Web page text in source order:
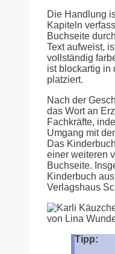
Die Handlung
Kapiteln
Buchseite
Text aufweist,
vollständig
ist blockartig in
platziert.
Nach der
das Wort an
Fachkräfte,
Umgang mit
Das
einer weiteren
Buchseite.
Kinderbuch
Verlagshaus
Tipp: